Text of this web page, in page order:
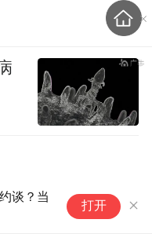
30天！
车
打开